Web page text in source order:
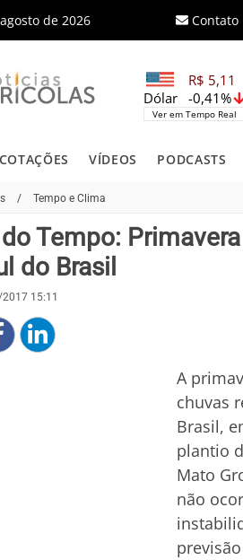
de 2026 Contato
R$ 5,11
-0,41%
Dólar
Ver em Tempo Real
COTAÇÕES VÍDEOS PODCASTS
/ Tempo e Clima
Tempo:
do Brasil
15:11
A
chuvas
Brasil,
plantio
Mato
não